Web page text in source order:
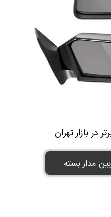
در بازار تهران
مدار بسته